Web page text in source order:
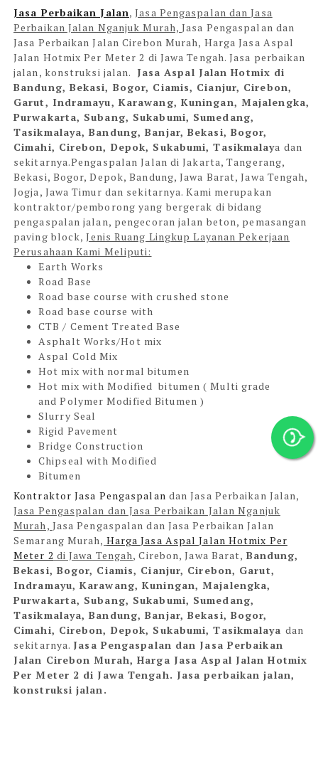
Jasa Perbaikan Jalan,Jasa Pengaspalan dan Jasa
Perbaikan Jalan Nganjuk Murah,Jasa Pengaspalan dan
Jasa Perbaikan Jalan Cirebon Murah, Harga Jasa Aspal
Jalan Hotmix Per Meter 2 di Jawa Tengah. Jasa perbaikan
jalan, konstruksi jalan. Jasa Aspal Jalan Hotmix di
Bandung, Bekasi, Bogor, Ciamis, Cianjur, Cirebon,
Garut, Indramayu, Karawang, Kuningan, Majalengka,
Purwakarta, Subang, Sukabumi, Sumedang,
Tasikmalaya, Bandung, Banjar, Bekasi, Bogor,
Cimahi, Cirebon, Depok, Sukabumi, Tasikmalaya dan
sekitarnya.Pengaspalan Jalan di Jakarta, Tangerang,
Bekasi, Bogor, Depok, Bandung, Jawa Barat, Jawa Tengah,
Jogja, Jawa Timur dan sekitarnya. Kami merupakan
kontraktor/pemborong yang bergerak di bidang
pengaspalan jalan, pengecoran jalan beton, pemasangan
paving block,Jenis Ruang Lingkup Layanan Pekerjaan
Perusahaan Kami Meliputi:
Earth Works
Road Base
Road base course with crushed stone
Road base course with
CTB / Cement Treated Base
Asphalt Works/Hot mix
Aspal Cold Mix
Hot mix with normal bitumen
Hot mix with Modified bitumen ( Multi grade
and Polymer Modified Bitumen )
Slurry Seal
Rigid Pavement
Bridge Construction
Chipseal with Modified
Bitumen
Kontraktor Jasa Pengaspalan dan Jasa Perbaikan Jalan,
Jasa Pengaspalan dan Jasa Perbaikan Jalan Nganjuk
Murah, Jasa Pengaspalan dan Jasa Perbaikan Jalan
Semarang Murah, Harga Jasa Aspal Jalan Hotmix Per
Meter 2 di Jawa Tengah, Cirebon, Jawa Barat, Bandung,
Bekasi, Bogor, Ciamis, Cianjur, Cirebon, Garut,
Indramayu, Karawang, Kuningan, Majalengka,
Purwakarta, Subang, Sukabumi, Sumedang,
Tasikmalaya, Bandung, Banjar, Bekasi, Bogor,
Cimahi, Cirebon, Depok, Sukabumi, Tasikmalaya dan
sekitarnya. Jasa Pengaspalan dan Jasa Perbaikan
Jalan Cirebon Murah, Harga Jasa Aspal Jalan Hotmix
Per Meter 2 di Jawa Tengah. Jasa perbaikan jalan,
konstruksi jalan.